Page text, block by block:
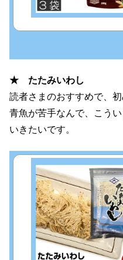
★ たたみいわし
読者さまのおすすめで、初
青魚が苦手なんで、こう
いきたいです。